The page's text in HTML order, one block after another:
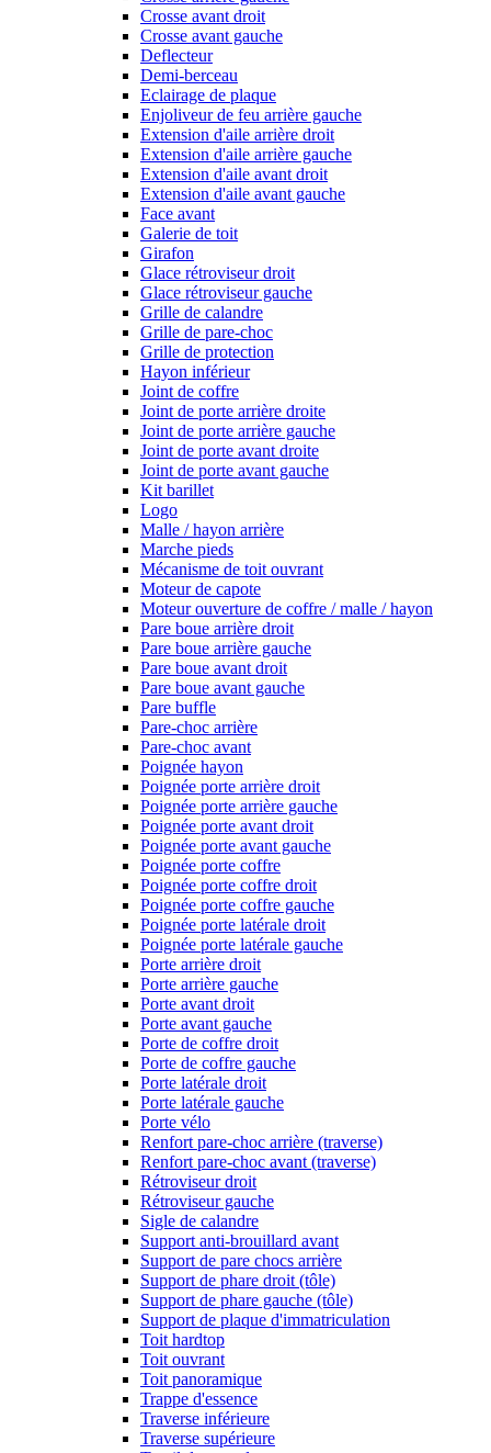
Crosse avant droit
Crosse avant gauche
Deflecteur
Demi-berceau
Eclairage de plaque
Enjoliveur de feu arrière gauche
Extension d'aile arrière droit
Extension d'aile arrière gauche
Extension d'aile avant droit
Extension d'aile avant gauche
Face avant
Galerie de toit
Girafon
Glace rétroviseur droit
Glace rétroviseur gauche
Grille de calandre
Grille de pare-choc
Grille de protection
Hayon inférieur
Joint de coffre
Joint de porte arrière droite
Joint de porte arrière gauche
Joint de porte avant droite
Joint de porte avant gauche
Kit barillet
Logo
Malle / hayon arrière
Marche pieds
Mécanisme de toit ouvrant
Moteur de capote
Moteur ouverture de coffre / malle / hayon
Pare boue arrière droit
Pare boue arrière gauche
Pare boue avant droit
Pare boue avant gauche
Pare buffle
Pare-choc arrière
Pare-choc avant
Poignée hayon
Poignée porte arrière droit
Poignée porte arrière gauche
Poignée porte avant droit
Poignée porte avant gauche
Poignée porte coffre
Poignée porte coffre droit
Poignée porte coffre gauche
Poignée porte latérale droit
Poignée porte latérale gauche
Porte arrière droit
Porte arrière gauche
Porte avant droit
Porte avant gauche
Porte de coffre droit
Porte de coffre gauche
Porte latérale droit
Porte latérale gauche
Porte vélo
Renfort pare-choc arrière (traverse)
Renfort pare-choc avant (traverse)
Rétroviseur droit
Rétroviseur gauche
Sigle de calandre
Support anti-brouillard avant
Support de pare chocs arrière
Support de phare droit (tôle)
Support de phare gauche (tôle)
Support de plaque d'immatriculation
Toit hardtop
Toit ouvrant
Toit panoramique
Trappe d'essence
Traverse inférieure
Traverse supérieure